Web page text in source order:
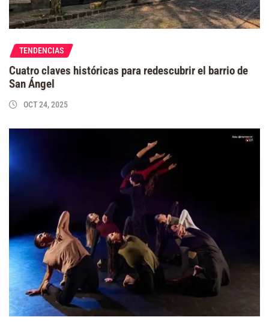
TENDENCIAS
Cuatro claves históricas para redescubrir el barrio de
San Ángel
OCT 24, 2025